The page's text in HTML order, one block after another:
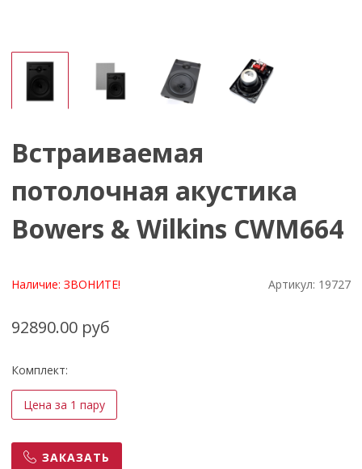
Встраиваемая
потолочная акустика
Bowers & Wilkins CWM664
Наличие:ЗВОНИТЕ! Артикул: 19727
92890.00 руб
Комплект:
Цена за 1 пару
ЗАКАЗАТЬ